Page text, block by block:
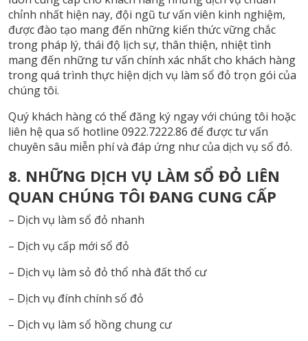
chỉnh nhất hiện nay, đội ngũ tư vấn viên kinh nghiệm,
được đào tạo mang đến những kiến thức vững chắc
trong pháp lý, thái độ lịch sự, thân thiện, nhiệt tình
mang đến những tư vấn chính xác nhất cho khách hàng
trong quá trình thực hiện dịch vụ làm sổ đỏ trọn gói của
chúng tôi.
Quý khách hàng có thể đăng ký ngay với chúng tôi hoặc
liên hệ qua số hotline 0922.7222.86 để được tư vấn
chuyên sâu miễn phí và đáp ứng như của dịch vụ sổ đỏ.
8. NHỮNG DỊCH VỤ LÀM SỔ ĐỎ LIÊN
QUAN CHÚNG TÔI ĐANG CUNG CẤP
– Dịch vụ làm sổ đỏ nhanh
– Dịch vụ cấp mới sổ đỏ
– Dịch vụ làm sỏ đỏ thổ nhà đất thổ cư
– Dịch vụ đính chính sổ đỏ
– Dịch vụ làm sổ hồng chung cư